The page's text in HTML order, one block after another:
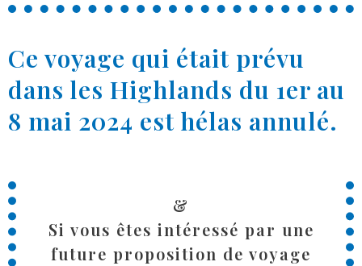
Ce voyage qui était prévu
dans les Highlands du 1er au
8 mai 2024 est hélas annulé.
&
Si vous êtes intéressé par une
future proposition de voyage